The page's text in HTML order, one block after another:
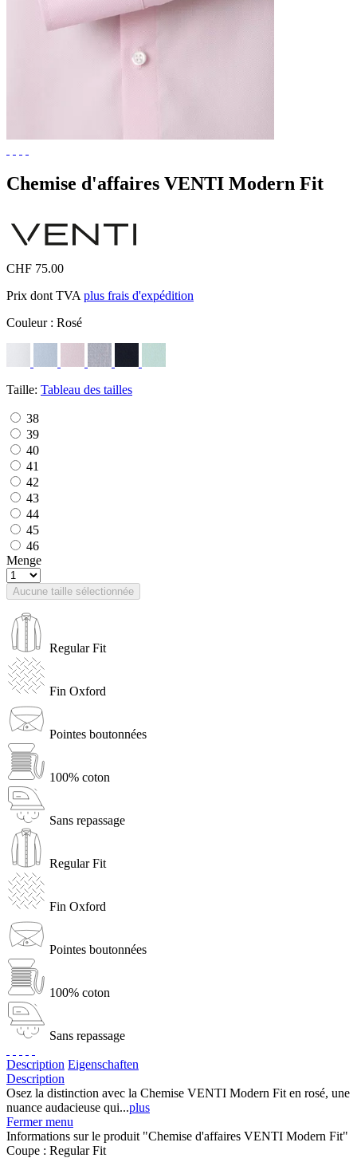
Chemise d'affaires VENTI Modern Fit
CHF 75.00
Prix dont TVA plus frais d'expédition
Couleur : Rosé
Taille: Tableau des tailles
38
39
40
41
42
43
44
45
46
Menge
Aucune taille sélectionnée
Regular Fit
Fin Oxford
Pointes boutonnées
100% coton
Sans repassage
Regular Fit
Fin Oxford
Pointes boutonnées
100% coton
Sans repassage
Description Eigenschaften
Description
Osez la distinction avec la Chemise VENTI Modern Fit en rosé, une
nuance audacieuse qui...plus
Fermer menu
Informations sur le produit "Chemise d'affaires VENTI Modern Fit"
Coupe : Regular Fit